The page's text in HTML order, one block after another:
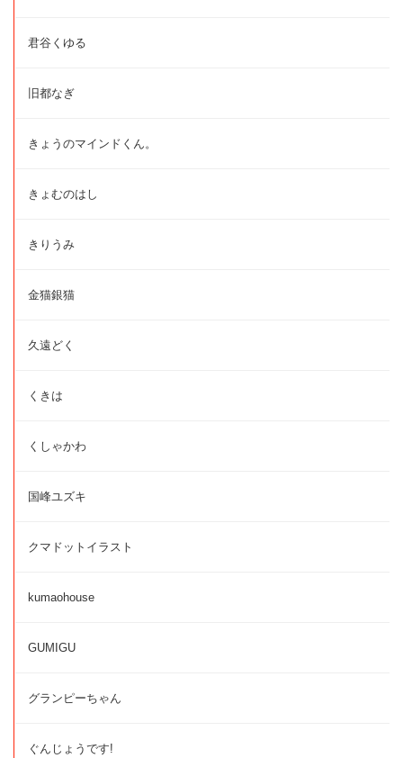
君谷くゆる
旧都なぎ
きょうのマインドくん。
きょむのはし
きりうみ
金猫銀猫
久遠どく
くきは
くしゃかわ
国峰ユズキ
クマドットイラスト
kumaohouse
GUMIGU
グランピーちゃん
ぐんじょうです!